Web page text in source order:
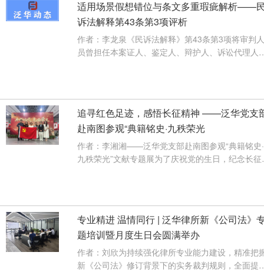
适用场景假想错位与条文多重瑕疵解析——
诉法解释第43条第3项评析
作者：李龙泉《民诉法解释》第43条第3项将审判人
员曾担任本案证人、鉴定人、辩护人、诉讼代理人
追寻红色足迹，感悟长征精神 ——泛华党支
赴南图参观“典籍铭史·九秩荣光
作者：李湘湘——泛华党支部赴南图参观“典籍铭史·
九秩荣光”文献专题展为了庆祝党的生日，纪念长征
专业精进 温情同行 | 泛华律所新《公司法》
题培训暨月度生日会圆满举办
作者：刘欣为持续强化律所专业能力建设，精准把
新《公司法》修订背景下的实务裁判规则，全面提